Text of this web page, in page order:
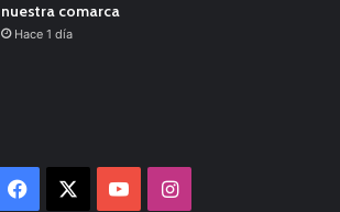
nuestra comarca
Hace 1 día
Facebook YouTubeInstagram